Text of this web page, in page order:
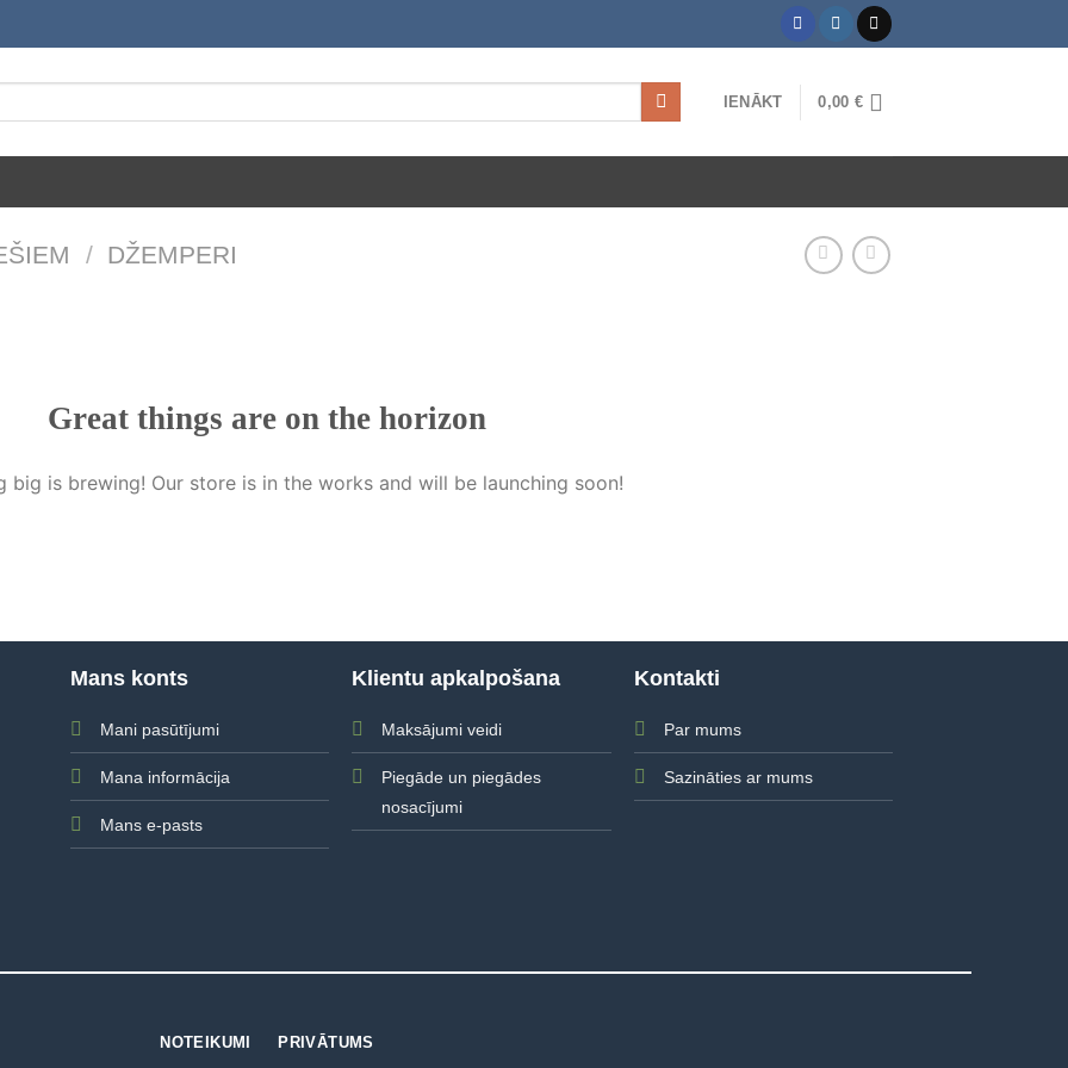
IENĀKT 0,00 €
/ DŽEMPERI
Great things are on the horizon
big is brewing! Our store is in the works and will be launching soon!
Mans konts
Mani pasūtījumi
Mana informācija
Mans e-pasts
Klientu apkalpošana
Maksājumi veidi
Piegāde un piegādes
nosacījumi
Kontakti
Par mums
Sazināties ar mums
NOTEIKUMI PRIVĀTUMS